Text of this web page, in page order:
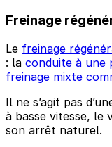
Freinage
Le freinage
: la conduite à une
freinage mixte
Il ne s’agit pas
à basse vitesse, le
son arrêt naturel.